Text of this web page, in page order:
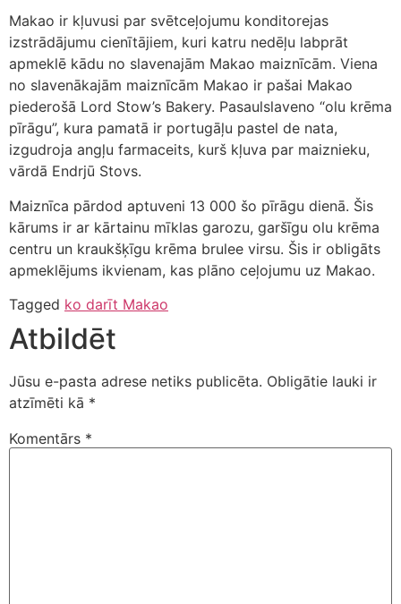
Makao ir kļuvusi par svētceļojumu konditorejas
izstrādājumu cienītājiem, kuri katru nedēļu labprāt
apmeklē kādu no slavenajām Makao maiznīcām. Viena
no slavenākajām maiznīcām Makao ir pašai Makao
piederošā Lord Stow’s Bakery. Pasaulslaveno “olu krēma
pīrāgu”, kura pamatā ir portugāļu pastel de nata,
izgudroja angļu farmaceits, kurš kļuva par maiznieku,
vārdā Endrjū Stovs.
Maiznīca pārdod aptuveni 13 000 šo pīrāgu dienā. Šis
kārums ir ar kārtainu mīklas garozu, garšīgu olu krēma
centru un kraukšķīgu krēma brulee virsu. Šis ir obligāts
apmeklējums ikvienam, kas plāno ceļojumu uz Makao.
Tagged ko darīt Makao
Atbildēt
Jūsu e-pasta adrese netiks publicēta. Obligātie lauki ir
atzīmēti kā *
Komentārs *